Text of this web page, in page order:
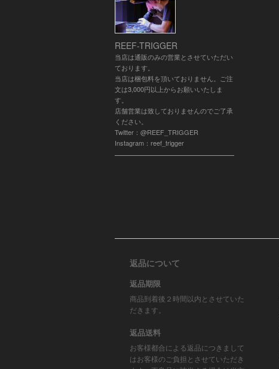
REEF-TRIGGER
当店は通販のみの営業とさせていただい
ております。
当店は梱包料を頂いておりません。ご注
文は3,000円以上からお願いいたしま
す。
店舗営業は致しておりませんのでご了承
ください。
Twitter：@REEF_TRIGGER
Instagram：reef_trigger
返品について
返品期限
商品到着後２時間以内とさせていた
だきます。
返品送料
お客様都合による返品につきまして
はお客様のご負担とさせていただき